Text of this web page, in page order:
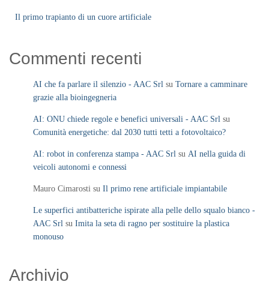
Il primo trapianto di un cuore artificiale
Commenti recenti
AI che fa parlare il silenzio - AAC Srl su Tornare a camminare
grazie alla bioingegneria
AI: ONU chiede regole e benefici universali - AAC Srl su
Comunità energetiche: dal 2030 tutti tetti a fotovoltaico?
AI: robot in conferenza stampa - AAC Srl su AI nella guida di
veicoli autonomi e connessi
Mauro Cimarosti su Il primo rene artificiale impiantabile
Le superfici antibatteriche ispirate alla pelle dello squalo bianco -
AAC Srl su Imita la seta di ragno per sostituire la plastica
monouso
Archivio